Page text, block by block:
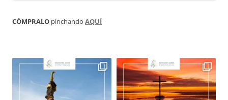
CÓMPRALO pinchando AQUÍ